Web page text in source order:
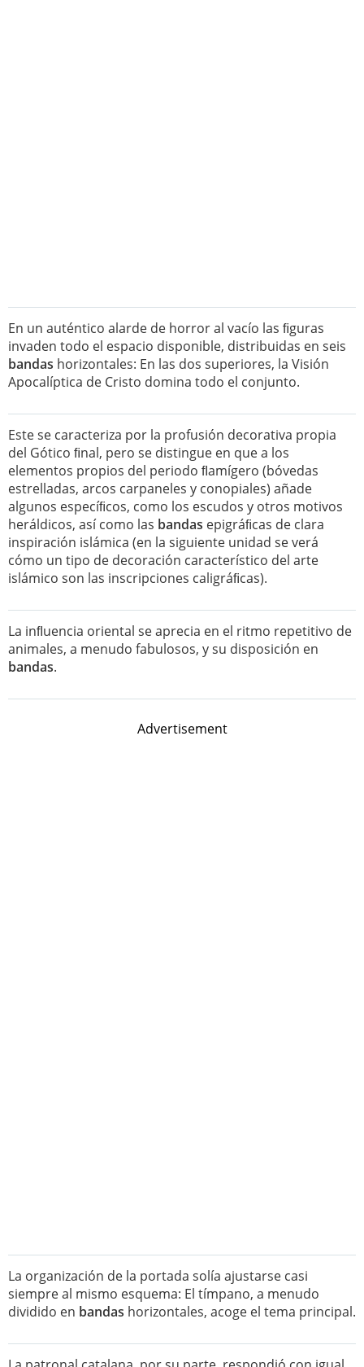
En un auténtico alarde de horror al vacío las ﬁguras
invaden todo el espacio disponible, distribuidas en seis
bandas horizontales: En las dos superiores, la Visión
Apocalíptica de Cristo domina todo el conjunto.
Este se caracteriza por la profusión decorativa propia
del Gótico ﬁnal, pero se distingue en que a los
elementos propios del periodo ﬂamígero (bóvedas
estrelladas, arcos carpaneles y conopiales) añade
algunos especíﬁcos, como los escudos y otros motivos
heráldicos, así como las bandas epigráﬁcas de clara
inspiración islámica (en la siguiente unidad se verá
cómo un tipo de decoración característico del arte
islámico son las inscripciones caligráﬁcas).
La inﬂuencia oriental se aprecia en el ritmo repetitivo de
animales, a menudo fabulosos, y su disposición en
bandas.
Advertisement
La organización de la portada solía ajustarse casi
siempre al mismo esquema: El tímpano, a menudo
dividido en bandas horizontales, acoge el tema principal.